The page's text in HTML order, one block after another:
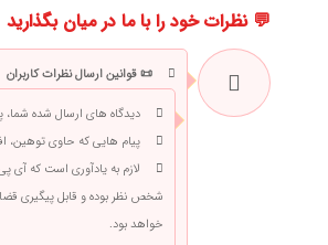
💬 نظرات خود را با ما در میان بگذارید
📜 قوانین ارسال نظرات کاربران
دیدگاه های ارسال شده
پیام هایی که حاوی توهین،
لازم به یادآوری است که
شخص نظر بوده و قابل پیگیری
خواهد بود.